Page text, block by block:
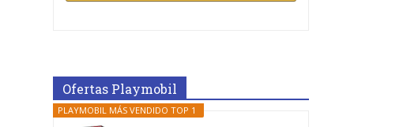
Ofertas Playmobil
PLAYMOBIL MÁS VENDIDO TOP 1